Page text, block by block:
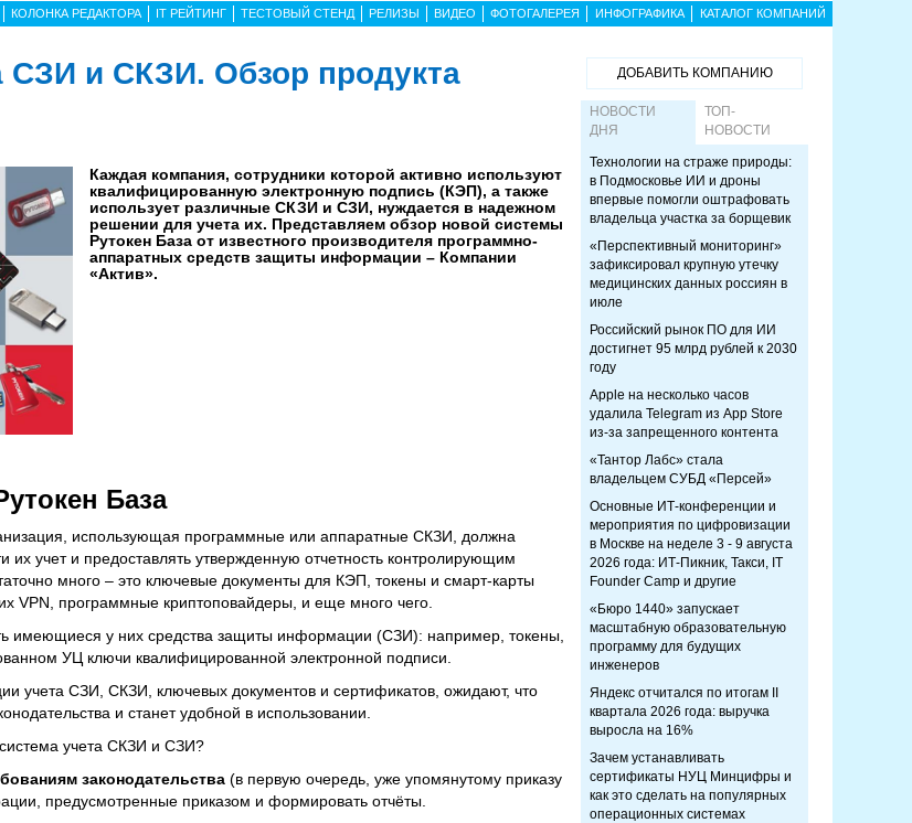
КОЛОНКА РЕДАКТОРА IT РЕЙТИНГ ТЕСТОВЫЙ СТЕНД РЕЛИЗЫ ВИДЕО ФОТОГАЛЕРЕЯ ИНФОГРАФИКА КАТАЛОГ КОМПАНИЙ
СЗИ и СКЗИ. Обзор продукта
Каждая компания, сотрудники которой активно используют
квалифицированную электронную подпись (КЭП), а также
использует различные СКЗИ и СЗИ, нуждается в надежном
решении для учета их. Представляем обзор новой системы
Рутокен База от известного производителя программно-
аппаратных средств защиты информации – Компании
«Актив».
Рутокен База
использующая программные или аппаратные СКЗИ, должна
их учет и предоставлять утвержденную отчетность контролирующим
много – это ключевые документы для КЭП, токены и смарт-карты
VPN, программные криптоповайдеры, и еще много чего.
имеющиеся у них средства защиты информации (СЗИ): например, токены,
УЦ ключи квалифицированной электронной подписи.
учета СЗИ, СКЗИ, ключевых документов и сертификатов, ожидают, что
и станет удобной в использовании.
учета СКЗИ и СЗИ?
законодательства (в первую очередь, уже упомянутому приказу
предусмотренные приказом и формировать отчёты.
ДОБАВИТЬ КОМПАНИЮ
НОВОСТИ
ДНЯ
ТОП-
НОВОСТИ
Технологии на страже природы:
в Подмосковье ИИ и дроны
впервые помогли оштрафовать
владельца участка за борщевик
«Перспективный мониторинг»
зафиксировал крупную утечку
медицинских данных россиян в
июле
Российский рынок ПО для ИИ
достигнет 95 млрд рублей к 2030
году
Apple на несколько часов
удалила Telegram из App Store
из-за запрещенного контента
«Тантор Лабс» стала
владельцем СУБД «Персей»
Основные ИТ-конференции и
мероприятия по цифровизации
в Москве на неделе 3 - 9 августа
2026 года: ИТ-Пикник, Такси, IT
Founder Camp и другие
«Бюро 1440» запускает
масштабную образовательную
программу для будущих
инженеров
Яндекс отчитался по итогам II
квартала 2026 года: выручка
выросла на 16%
Зачем устанавливать
сертификаты НУЦ Минцифры и
как это сделать на популярных
операционных системах